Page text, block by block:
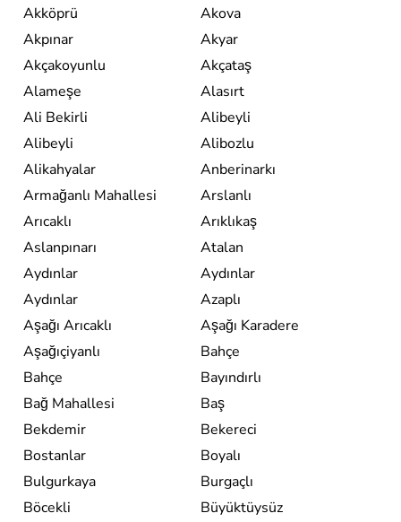
Akköprü
Akova
Akpınar
Akyar
Akçakoyunlu
Akçataş
Alameşe
Alasırt
Ali Bekirli
Alibeyli
Alibeyli
Alibozlu
Alikahyalar
Anberinarkı
Armağanlı Mahallesi
Arslanlı
Arıcaklı
Arıklıkaş
Aslanpınarı
Atalan
Aydınlar
Aydınlar
Aydınlar
Azaplı
Aşağı Arıcaklı
Aşağı Karadere
Aşağıçiyanlı
Bahçe
Bahçe
Bayındırlı
Bağ Mahallesi
Baş
Bekdemir
Bekereci
Bostanlar
Boyalı
Bulgurkaya
Burgaçlı
Böcekli
Büyüktüysüz